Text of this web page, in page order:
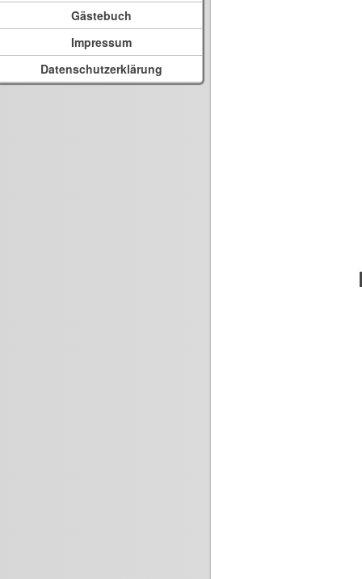
Gästebuch
Impressum
Datenschutzerklärung